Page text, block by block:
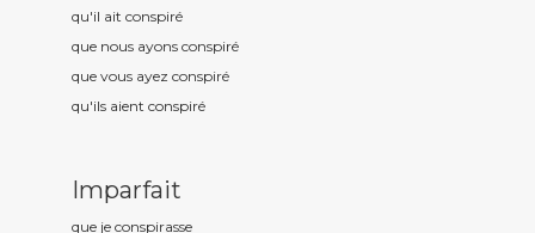
qu'il ait conspiré
que nous ayons conspiré
que vous ayez conspiré
qu'ils aient conspiré
Imparfait
que je conspirasse